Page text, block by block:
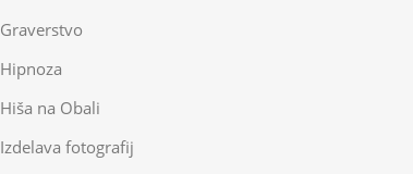
Graverstvo
Hipnoza
Hiša na Obali
Izdelava fotografij